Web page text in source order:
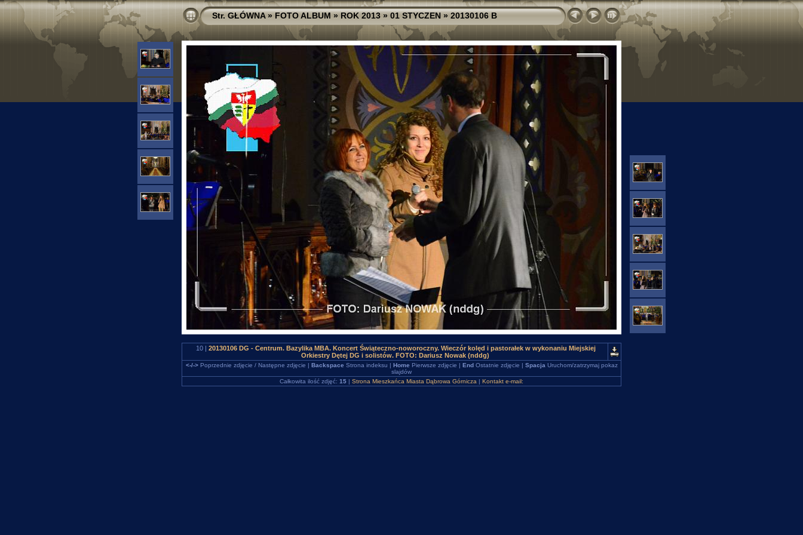
Str. GŁÓWNA»FOTO ALBUM»ROK 2013»01 STYCZEN»20130106 B
10 | 20130106 DG - Centrum. Bazylika MBA. Koncert Świąteczno-noworoczny. Wieczór kolęd i pastorałek w wykonaniu Miejskiej
Orkiestry Dętej DG i solistów. FOTO: Dariusz Nowak (nddg)
<-/->Poprzednie zdjęcie / Następne zdjęcie | Backspace Strona indeksu | Home Pierwsze zdjęcie | EndOstatnie zdjęcie | Spacja Uruchom/zatrzymaj pokaz
slajdów
Całkowita ilość zdjęć: 15 | Strona Mieszkańca Miasta Dąbrowa Górnicza | Kontakt e-mail: